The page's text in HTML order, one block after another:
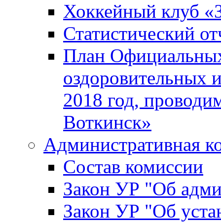
Хоккейный клуб
Статистический
План
оздоровительных
2018 год,
Воткинск»
Административная
Состав комиссии
Закон УР "Об
Закон УР "Об